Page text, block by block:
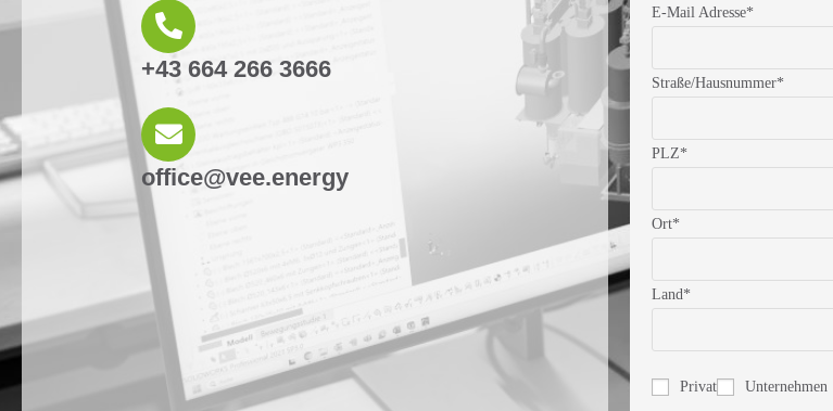
+43 664 266 3666
office@vee.energy
E-Mail Adresse*
Straße/Hausnummer*
PLZ*
Ort*
Land*
Privat Unternehmen